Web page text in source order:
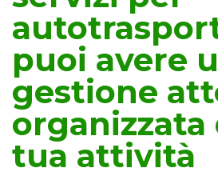
puoi avere
gestione
organizzata
tua attività